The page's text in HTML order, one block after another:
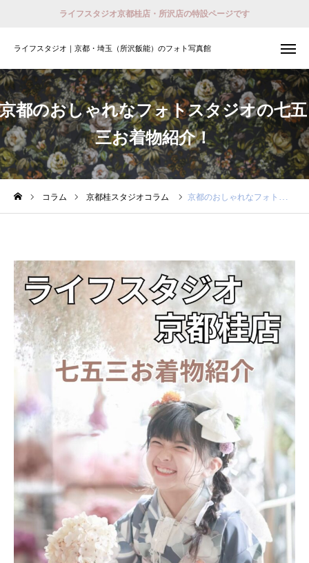
ライフスタジオ京都桂店・所沢店の特設ページです
ライフスタジオ｜京都・埼玉（所沢飯能）のフォト写真館
京都のおしゃれなフォトスタジオの七五
三お着物紹介！
コラム 京都桂スタジオコラム 京都のおしゃれなフォトスタジオの七五三お着物紹介！
ライフスタジオ｜京都・埼玉（所沢飯能）のフォト写真館
撮影予約 会員登録 （ログイン）
おでかけ着物レンタル
ホーム
店舗紹介
撮影予約
衣装
キャンペーン
アクセス
おでかけ着物レンタル
コラム